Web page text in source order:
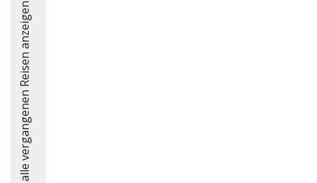
alle vergangenen Reisen anzeigen